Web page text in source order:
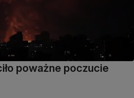
poważne poczucie